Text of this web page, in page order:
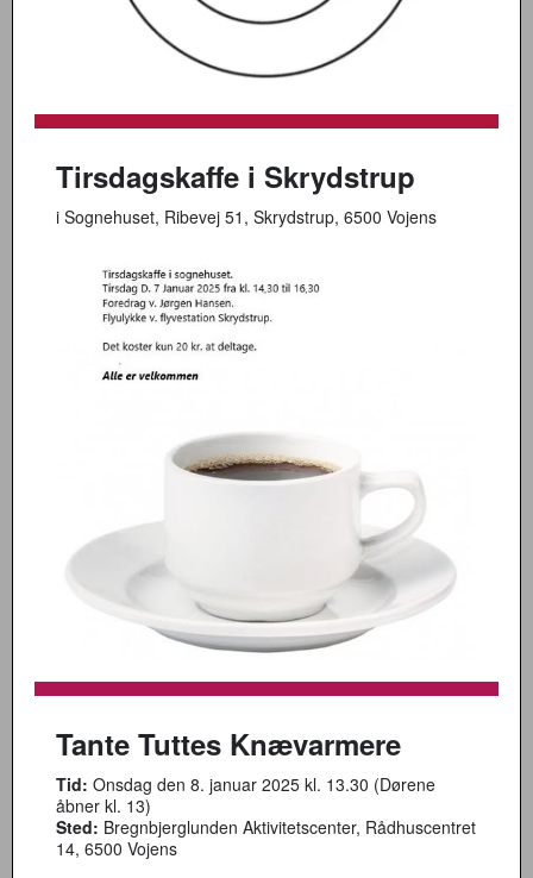
Tirsdagskaffe i Skrydstrup
i Sognehuset, Ribevej 51, Skrydstrup, 6500 Vojens
Tante Tuttes Knævarmere
Tid: Onsdag den 8. januar 2025 kl. 13.30 (Dørene
åbner kl. 13)
Sted: Bregnbjerglunden Aktivitetscenter, Rådhuscentret
14, 6500 Vojens